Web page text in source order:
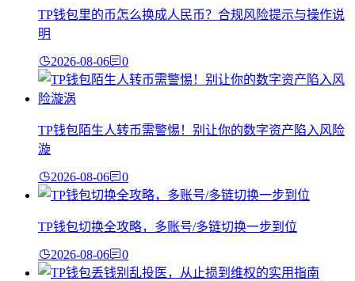
TP钱包里的币怎么换成人民币？合规风险提示与操作说
明
2026-08-06 0
TP钱包陌生人转币需警惕！别让你的数字资产陷入风险
漩
2026-08-06 0
TP钱包切换全攻略，多账号/多链切换一步到位
2026-08-06 0